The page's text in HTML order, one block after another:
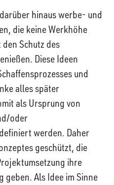
hinaus werbe- und
die keine Werkhöhe
Schutz des
Diese Ideen
und
alles später
als Ursprung von
oder
werden. Daher
geschützt, die
ihre
geben. Als Idee im Sinne